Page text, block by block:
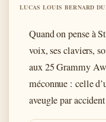
LUCAS LOUIS BERNARD
Quand on pense à
voix, ses claviers,
aux 25 Grammy
méconnue : celle
aveugle par